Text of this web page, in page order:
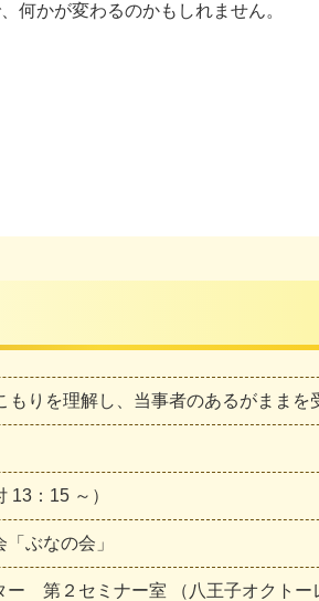
何かが変わるのかもしれません。
もりを理解し、当事者のあるがままを
13：15 ～）
ぶなの会」
ー 第２セミナー室 （八王子オクトー